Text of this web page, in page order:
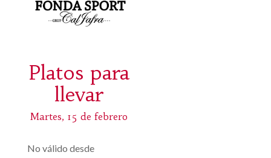
Platos para
llevar
Martes, 15 de febrero
No válido desde